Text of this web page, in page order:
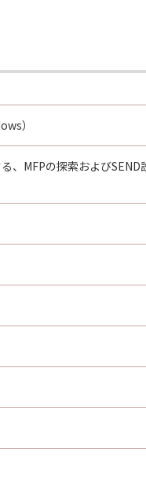
）
、MFPの探索および